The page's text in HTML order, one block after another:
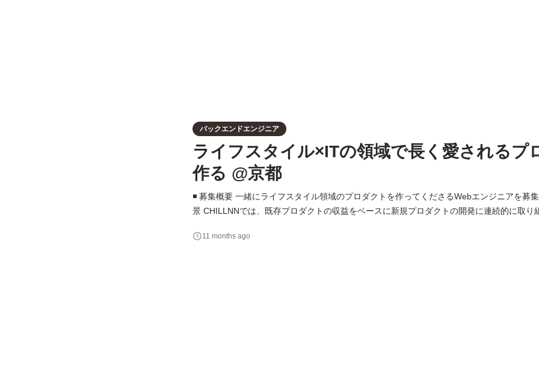
バックエンドエンジニア
ライフスタイル×ITの領域で長く愛されるプ
作る @京都
◾️ 募集概要 一緒にライフスタイル領域のプロダクトを作ってくださるWebエンジニアを募集します。
景 CHILLNNでは、既存プロダクトの収益をベースに新規プロダクトの開発に連続的に取り
ます。 ◾️ 業務内容 デザイナー、PdMの職能を持つメンバーと、職能横断型の少人数のチームを組んでのプロダ
11 months ago